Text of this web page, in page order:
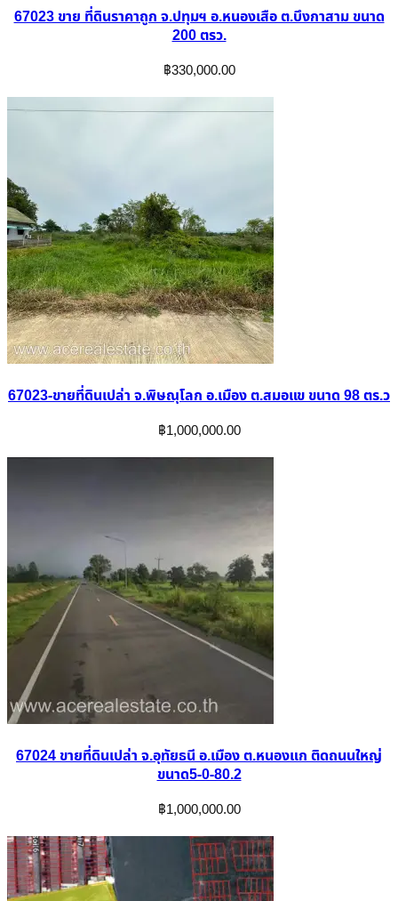
67023 ขาย ที่ดินราคาถูก จ.ปทุมฯ อ.หนองเสือ ต.บึงกาสาม ขนาด
200 ตรว.
฿330,000.00
67023-ขายที่ดินเปล่า จ.พิษณุโลก อ.เมือง ต.สมอแข ขนาด 98 ตร.ว
฿1,000,000.00
67024 ขายที่ดินเปล่า จ.อุทัยธนี อ.เมือง ต.หนองแก ติดถนนใหญ่
ขนาด5-0-80.2
฿1,000,000.00